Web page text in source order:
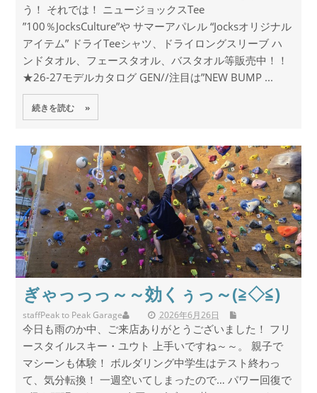
う！ それでは！ ニュージョックスTee
”100％JocksCulture”や サマーアパレル “Jocksオリジナル
アイテム” ドライTeeシャツ、ドライロングスリーブ ハ
ンドタオル、フェースタオル、バスタオル等販売中！！
★26-27モデルカタログ GEN//注目は”NEW BUMP ...
続きを読む »
ぎゃっっっ～～効くぅっ～(≧◇≦)
staff 2026年6月26日
Peak to Peak Garage
今日も雨のか中、ご来店ありがとうございました！ フリ
ースタイルスキー・ユウト 上手いですね～～。 親子で
マシーンも体験！ ボルダリング中学生はテスト終わっ
て、気分転換！ 一週空いてしまったので… パワー回復で